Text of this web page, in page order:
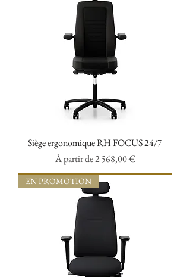
Nowystyl
R-GO TOOLS
Hukla
Sissel
WINNCARE
Siège ergonomique RH FOCUS 24/7
À partir de2 568,00 €
Prix promotionnel
EN PROMOTION